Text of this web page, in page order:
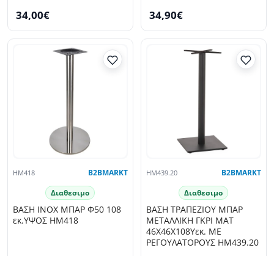
34,00€ 34,90€
HM418 B2BMARKT
Διαθεσιμο
ΒΑΣΗ INOX ΜΠΑΡ Φ50 108
εκ.ΥΨΟΣ HM418
HM439.20 B2BMARKT
Διαθεσιμο
ΒΑΣΗ ΤΡΑΠΕΖΙΟΥ ΜΠΑΡ
ΜΕΤΑΛΛΙΚΗ ΓΚΡΙ ΜΑΤ
46Χ46Χ108Yεκ. ΜΕ
ΡΕΓΟΥΛΑΤΟΡΟΥΣ HM439.20